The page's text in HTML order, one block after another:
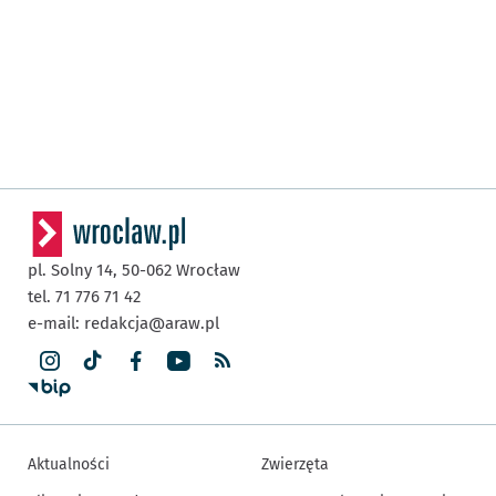
pl. Solny 14, 50-062 Wrocław
tel. 71 776 71 42
e-mail: redakcja@araw.pl
Aktualności
Zwierzęta